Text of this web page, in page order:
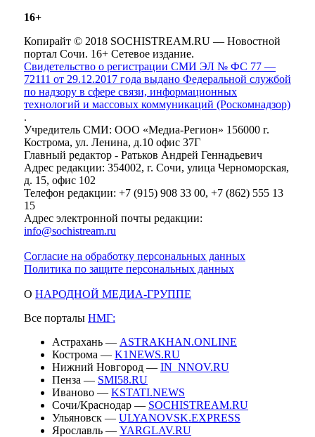
16+
Копирайт © 2018 SOCHISTREAM.RU — Новостной
портал Сочи. 16+ Сетевое издание.
Свидетельство о регистрации СМИ ЭЛ № ФС 77 —
72111 от 29.12.2017 года выдано Федеральной службой
по надзору в сфере связи, информационных
технологий и массовых коммуникаций (Роскомнадзор)
.
Учредитель СМИ: ООО «Медиа-Регион» 156000 г.
Кострома, ул. Ленина, д.10 офис 37Г
Главный редактор - Ратьков Андрей Геннадьевич
Адрес редакции: 354002, г. Сочи, улица Черноморская,
д. 15, офис 102
Телефон редакции: +7 (915) 908 33 00, +7 (862) 555 13
15
Адрес электронной почты редакции:
info@sochistream.ru
Согласие на обработку персональных данных
Политика по защите персональных данных
О НАРОДНОЙ МЕДИА-ГРУППЕ
Все порталы НМГ:
Астрахань — ASTRAKHAN.ONLINE
Кострома — K1NEWS.RU
Нижний Новгород — IN_NNOV.RU
Пенза — SMI58.RU
Иваново — KSTATI.NEWS
Сочи/Краснодар — SOCHISTREAM.RU
Ульяновск — ULYANOVSK.EXPRESS
Ярославль — YARGLAV.RU